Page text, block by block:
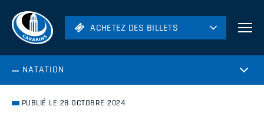
ACHETEZ DES BILLETS
ACHETEZ DES BILLETS
NATATION
PUBLIÉ LE 28 OCTOBRE 2024